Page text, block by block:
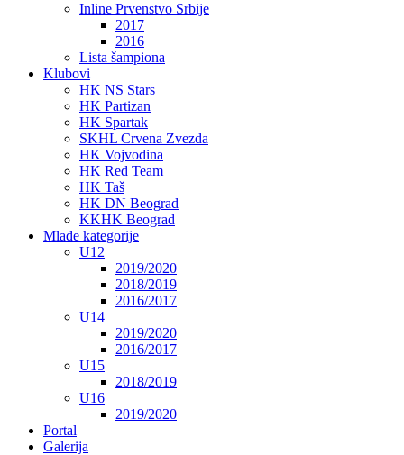
Inline Prvenstvo Srbije
2017
2016
Lista šampiona
Klubovi
HK NS Stars
HK Partizan
HK Spartak
SKHL Crvena Zvezda
HK Vojvodina
HK Red Team
HK Taš
HK DN Beograd
KKHK Beograd
Mlađe kategorije
U12
2019/2020
2018/2019
2016/2017
U14
2019/2020
2016/2017
U15
2018/2019
U16
2019/2020
Portal
Galerija